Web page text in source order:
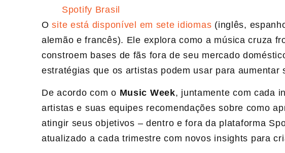
Spotify Brasil
Osite está disponível em sete idiomas (inglês,
alemão e francês). Ele explora como a música cruza
constroem bases de fãs fora de seu mercado
estratégias que os artistas podem usar para aumentar
De acordo com o Music Week, juntamente com cada
artistas e suas equipes recomendações sobre como
atingir seus objetivos – dentro e fora da plataforma
atualizado a cada trimestre com novos insights para